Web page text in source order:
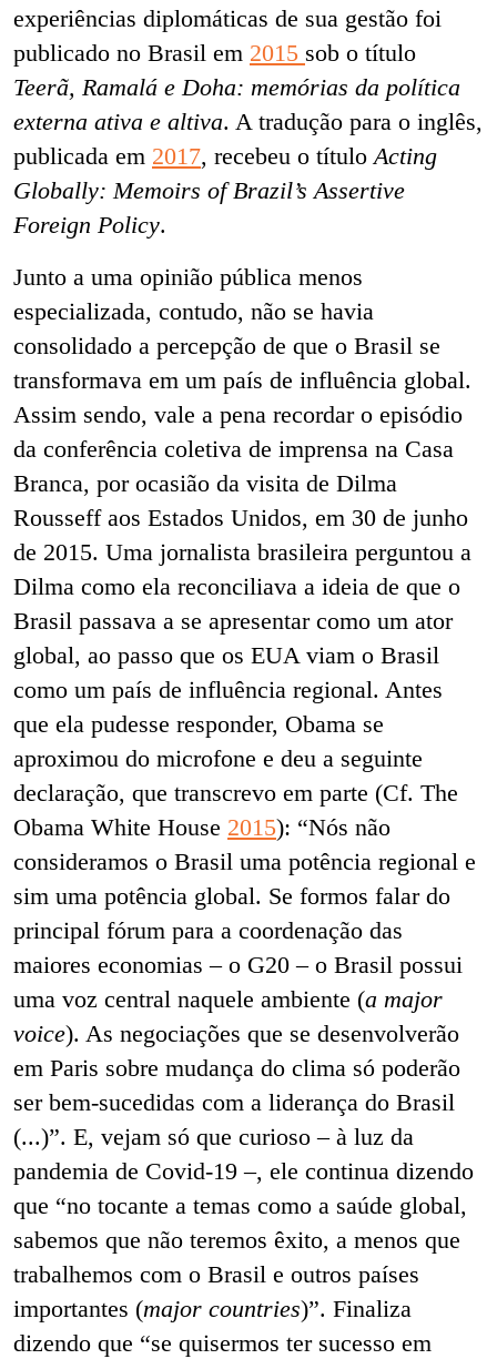
experiências diplomáticas de sua gestão foi
publicado no Brasil em 2015 sob o título
Teerã, Ramalá e Doha: memórias da política
externa ativa e altiva. A tradução para o inglês,
publicada em 2017, recebeu o títuloActing
Globally: Memoirs of Brazil’s Assertive
Foreign Policy.
Junto a uma opinião pública menos
especializada, contudo, não se havia
consolidado a percepção de que o Brasil se
transformava em um país de influência global.
Assim sendo, vale a pena recordar o episódio
da conferência coletiva de imprensa na Casa
Branca, por ocasião da visita de Dilma
Rousseff aos Estados Unidos, em 30 de junho
de 2015. Uma jornalista brasileira perguntou a
Dilma como ela reconciliava a ideia de que o
Brasil passava a se apresentar como um ator
global, ao passo que os EUA viam o Brasil
como um país de influência regional. Antes
que ela pudesse responder, Obama se
aproximou do microfone e deu a seguinte
declaração, que transcrevo em parte (Cf. The
Obama White House 2015): “Nós não
consideramos o Brasil uma potência regional e
sim uma potência global. Se formos falar do
principal fórum para a coordenação das
maiores economias – o G20 – o Brasil possui
uma voz central naquele ambiente (a major
voice). As negociações que se desenvolverão
em Paris sobre mudança do clima só poderão
ser bem-sucedidas com a liderança do Brasil
(...)”. E, vejam só que curioso – à luz da
pandemia de Covid-19 –, ele continua dizendo
que “no tocante a temas como a saúde global,
sabemos que não teremos êxito, a menos que
trabalhemos com o Brasil e outros países
importantes (major countries)”. Finaliza
dizendo que “se quisermos ter sucesso em